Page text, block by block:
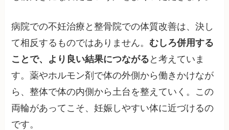
病院での不妊治療と整骨院での体質改善は、決し
て相反するものではありません。 むしろ併用する
ことで、より良い結果につながる と考えていま
す。薬やホルモン剤で体の外側から働きかけなが
ら、整体で体の内側から土台を整えていく。この
両輪があってこそ、妊娠しやすい体に近づけるの
です。